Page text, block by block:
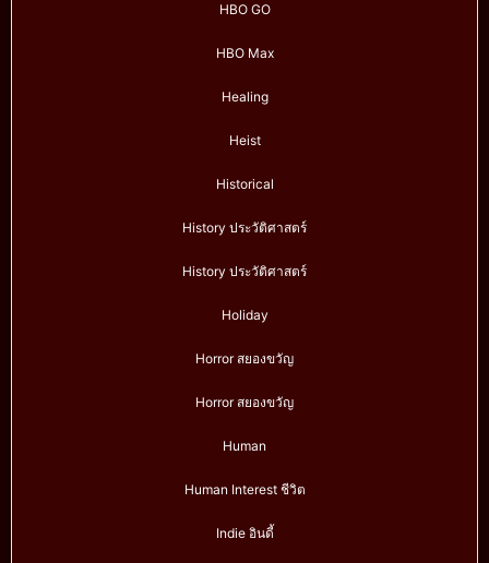
HBO GO
HBO Max
Healing
Heist
Historical
History ประวัติศาสตร์
History ประวัติศาสตร์
Holiday
Horror สยองขวัญ
Horror สยองขวัญ
Human
Human Interest ชีวิต
Indie อินดี้